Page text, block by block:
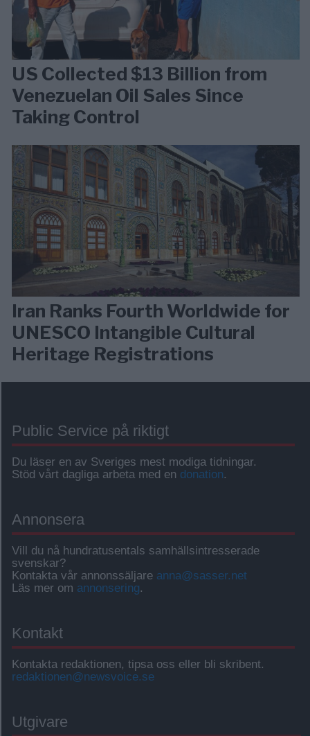
US Collected $13 Billion from
Venezuelan Oil Sales Since
Taking Control
Iran Ranks Fourth Worldwide for
UNESCO Intangible Cultural
Heritage Registrations
Public Service på riktigt
Du läser en av Sveriges mest modiga tidningar.
Stöd vårt dagliga arbeta med en donation.
Annonsera
Vill du nå hundratusentals samhällsintresserade
svenskar?
Kontakta vår annonssäljare anna@sasser.net
Läs mer om annonsering.
Kontakt
Kontakta redaktionen, tipsa oss eller bli skribent.
redaktionen@newsvoice.se
Utgivare